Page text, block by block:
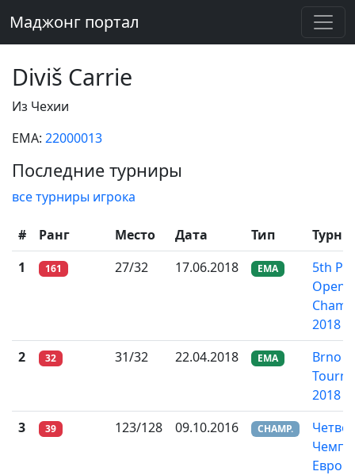
Маджонг портал
Diviš Carrie
Из Чехии
EMA: 22000013
Последние турниры
все турниры игрока
# Ранг Место Дата Тип
1
161 27/32 17.06.2018 EMA
5th
Open
2018
2
32 31/32 22.04.2018 EMA
Brno
2018
3
39 123/128 09.10.2016 CHAMP.